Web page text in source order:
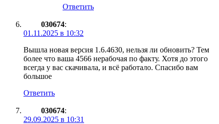
Ответить
030674:
01.11.2025 в 10:32
Вышла новая версия 1.6.4630, нельзя ли обновить? Тем
более что ваша 4566 нерабочая по факту. Хотя до этого
всегда у вас скачивала, и всё работало. Спасибо вам
большое
Ответить
030674:
29.09.2025 в 10:31